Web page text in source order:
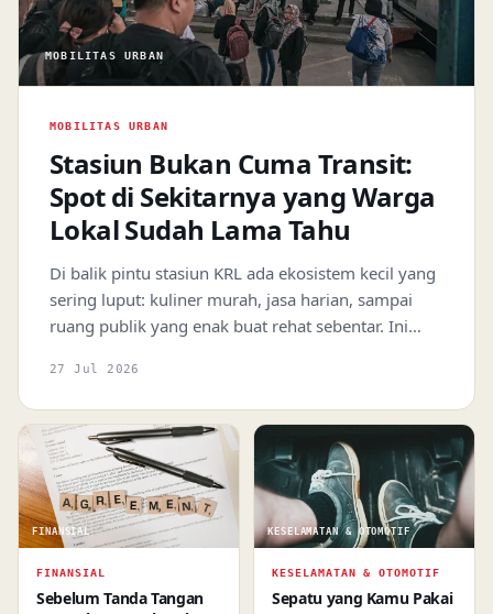
MOBILITAS URBAN
MOBILITAS URBAN
Stasiun Bukan Cuma Transit:
Spot di Sekitarnya yang Warga
Lokal Sudah Lama Tahu
Di balik pintu stasiun KRL ada ekosistem kecil yang
sering luput: kuliner murah, jasa harian, sampai
ruang publik yang enak buat rehat sebentar. Ini
27 Jul 2026
FINANSIAL
FINANSIAL
Sebelum Tanda Tangan
KESELAMATAN & OTOMOTIF
KESELAMATAN & OTOMOTIF
Sepatu yang Kamu Pakai